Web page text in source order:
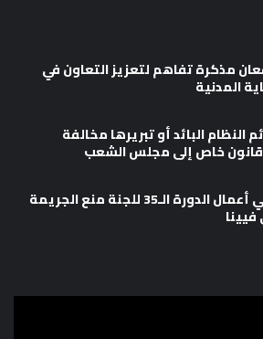
مذكرة تفاهم لتعزيز التعاون في
المدنية
النظام البائد أو تبريرها مخالفة
خاص إلى مجلس الشعب
وزارة العدل تشارك في أعمال الدورة الـ35 للجنة منع الجريمة
فيينا